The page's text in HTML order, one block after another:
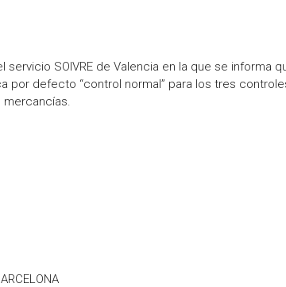
SOIVRE de Valencia en la que se informa
por defecto “control normal” para los tres
mercancías.